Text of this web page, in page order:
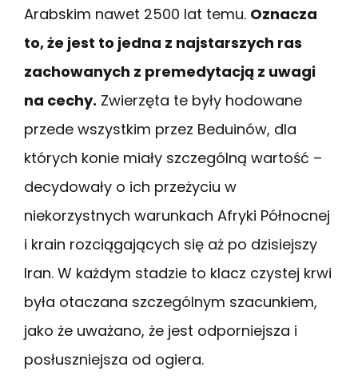
Arabskim nawet 2500 lat temu. Oznacza
to, że jest to jedna z najstarszych ras
zachowanych z premedytacją z uwagi
na cechy. Zwierzęta te były hodowane
przede wszystkim przez Beduinów, dla
których konie miały szczególną wartość –
decydowały o ich przeżyciu w
niekorzystnych warunkach Afryki Północnej
i krain rozciągających się aż po dzisiejszy
Iran. W każdym stadzie to klacz czystej krwi
była otaczana szczególnym szacunkiem,
jako że uważano, że jest odporniejsza i
posłuszniejsza od ogiera.